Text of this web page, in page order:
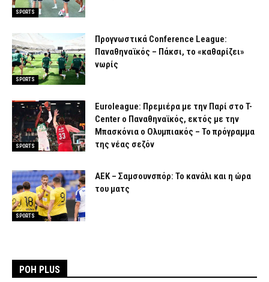
SPORTS
SPORTS
Προγνωστικά Conference League:
Παναθηναϊκός – Πάκσι, το «καθαρίζει»
νωρίς
SPORTS
Euroleague: Πρεμιέρα με την Παρί στο T-
Center ο Παναθηναϊκός, εκτός με την
Μπασκόνια ο Ολυμπιακός – Το πρόγραμμα
της νέας σεζόν
SPORTS
ΑΕΚ – Σαμσουνσπόρ: Το κανάλι και η ώρα
του ματς
ΡΟΗ PLUS